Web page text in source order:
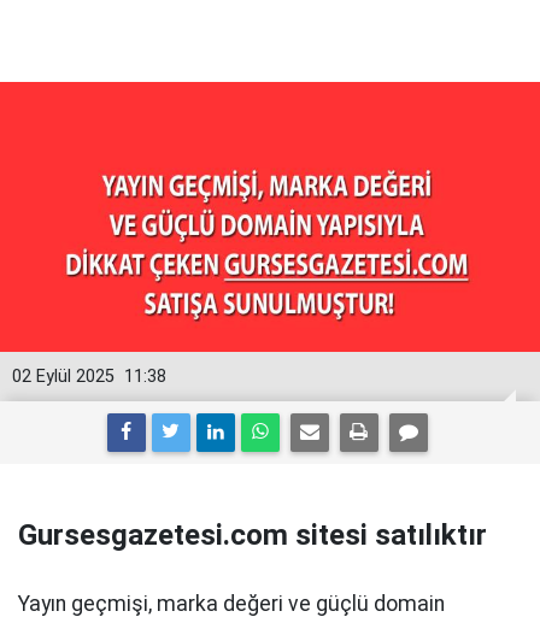
11:38
02 Eylül 2025
Gursesgazetesi.com sitesi satılıktır
Yayın geçmişi, marka değeri ve güçlü domain